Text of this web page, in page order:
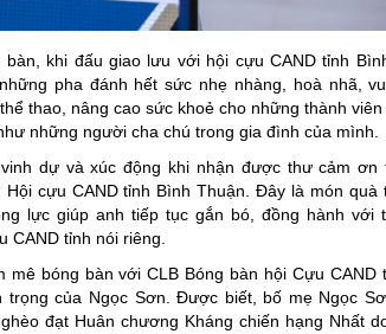
khi đấu giao lưu với hội cựu CAND tỉnh
pha đánh hết sức nhẹ nhàng, hoà nhã,
thao, nâng cao sức khoẻ cho những thành viên
những người cha chú trong gia đình của mình.
dự và xúc động khi nhận được thư cảm ơn
cựu CAND tỉnh Bình Thuận. Đây là món quà
lực giúp anh tiếp tục gắn bó, đồng hành với
CAND tỉnh nói riêng.
bóng bàn với CLB Bóng bàn hội Cựu CAND
trọng của Ngọc Sơn. Được biết, bố mẹ Ngọc
đạt Huân chương Kháng chiến hạng Nhất